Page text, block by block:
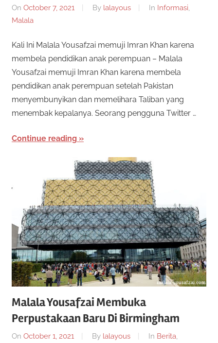
On October 7, 2021 By lalayous In Informasi,
Malala
Kali Ini Malala Yousafzai memuji Imran Khan karena
membela pendidikan anak perempuan – Malala
Yousafzai memuji Imran Khan karena membela
pendidikan anak perempuan setelah Pakistan
menyembunyikan dan memelihara Taliban yang
menembak kepalanya. Seorang pengguna Twitter …
Continue reading
Malala Yousafzai Membuka
Perpustakaan Baru Di Birmingham
On October 1, 2021 By lalayous In Berita,